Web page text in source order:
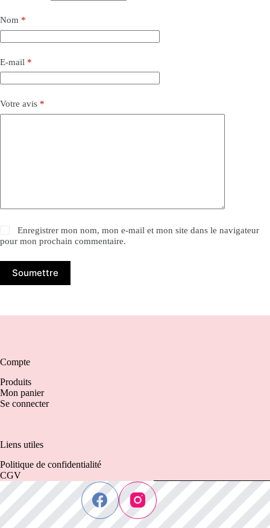
Nom *
E-mail *
Votre avis *
Enregistrer mon nom, mon e-mail et mon site dans le navigateur
pour mon prochain commentaire.
Soumettre
Compte
Produits
Mon panier
Se connecter
Liens utiles
Politique de confidentialité
CGV